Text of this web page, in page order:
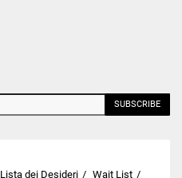
SUBSCRIBE
Lista dei Desideri Wait List